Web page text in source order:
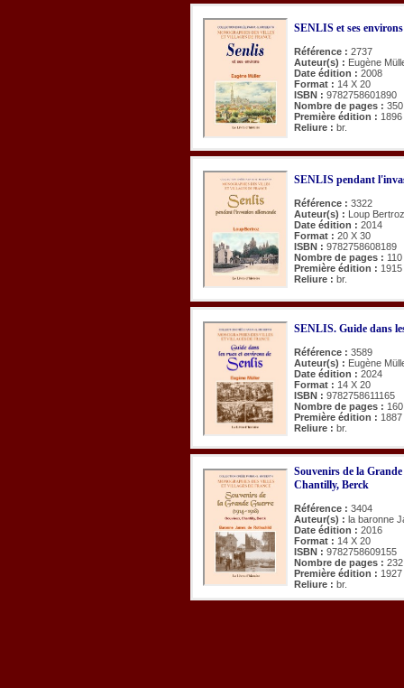
SENLIS et ses environs
Référence : 2737
Auteur(s) : Eugène
Date édition : 2008
Format : 14 X 20
ISBN : 9782758601890
Nombre de pages : 350
Première édition : 1896
Reliure : br.
SENLIS pendant
Référence : 3322
Auteur(s) : Loup Bertroz
Date édition : 2014
Format : 20 X 30
ISBN : 9782758608189
Nombre de pages : 110
Première édition : 1915
Reliure : br.
SENLIS. Guide dans
Référence : 3589
Auteur(s) : Eugène
Date édition : 2024
Format : 14 X 20
ISBN : 9782758611165
Nombre de pages : 160
Première édition : 1887
Reliure : br.
Souvenirs de la
Chantilly, Berck
Référence : 3404
Auteur(s) : la baronne
Date édition : 2016
Format : 14 X 20
ISBN : 9782758609155
Nombre de pages : 232
Première édition : 1927
Reliure : br.